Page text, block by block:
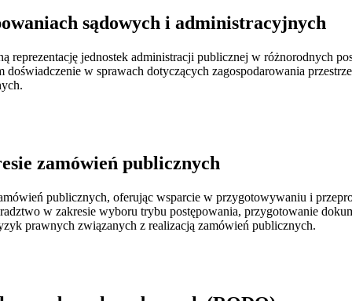
sądowych i administracyjnych
reprezentację jednostek administracji publicznej w różnorodnych
doświadczenie w sprawach dotyczących zagospodarowania
zamówień publicznych
publicznych, oferując wsparcie w przygotowywaniu i
w zakresie wyboru trybu postępowania, przygotowanie
prawnych związanych z realizacją zamówień publicznych.